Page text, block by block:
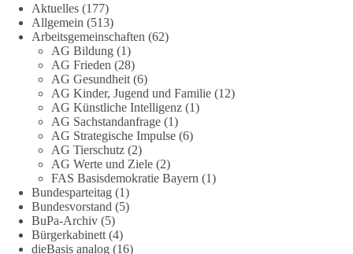
hinausreichen und grundlegende Fragen zum Menschenbild,
zum Rechtsstaat und zur Demokratie aufwerfen. [...]
👉 Hier weiterlesen: https://diebasis-
partei.de/2026/07/grundrechte-der-natur-ein-angriff-auf-das-
grundgesetz/
🟩🟩🟦🟦🟥🟥🟧🟧
Es ging weniger um fertige Antworten als um eine Debatte
darüber, wie Freiheit, Verantwortung, Naturschutz und
Grundrechte in einer demokratischen Gesellschaft künftig
miteinander in Einklang gebracht werden können.
#dieBasis #natur #grundrechte
Aktuelles (177)
Allgemein (513)
Arbeitsgemeinschaften (62)
AG Bildung (1)
AG Frieden (28)
AG Gesundheit (6)
AG Kinder, Jugend und Familie (12)
AG Künstliche Intelligenz (1)
AG Sachstandanfrage (1)
AG Strategische Impulse (6)
AG Tierschutz (2)
AG Werte und Ziele (2)
FAS Basisdemokratie Bayern (1)
Bundesparteitag (1)
Bundesvorstand (5)
BuPa-Archiv (5)
Bürgerkabinett (4)
dieBasis analog (16)